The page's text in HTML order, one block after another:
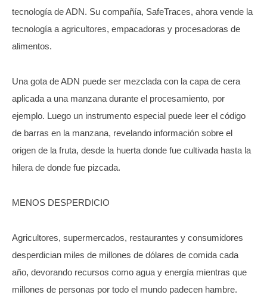
tecnología de ADN. Su compañía, SafeTraces, ahora vende la
tecnología a agricultores, empacadoras y procesadoras de
alimentos.
Una gota de ADN puede ser mezclada con la capa de cera
aplicada a una manzana durante el procesamiento, por
ejemplo. Luego un instrumento especial puede leer el código
de barras en la manzana, revelando información sobre el
origen de la fruta, desde la huerta donde fue cultivada hasta la
hilera de donde fue pizcada.
MENOS DESPERDICIO
Agricultores, supermercados, restaurantes y consumidores
desperdician miles de millones de dólares de comida cada
año, devorando recursos como agua y energía mientras que
millones de personas por todo el mundo padecen hambre.